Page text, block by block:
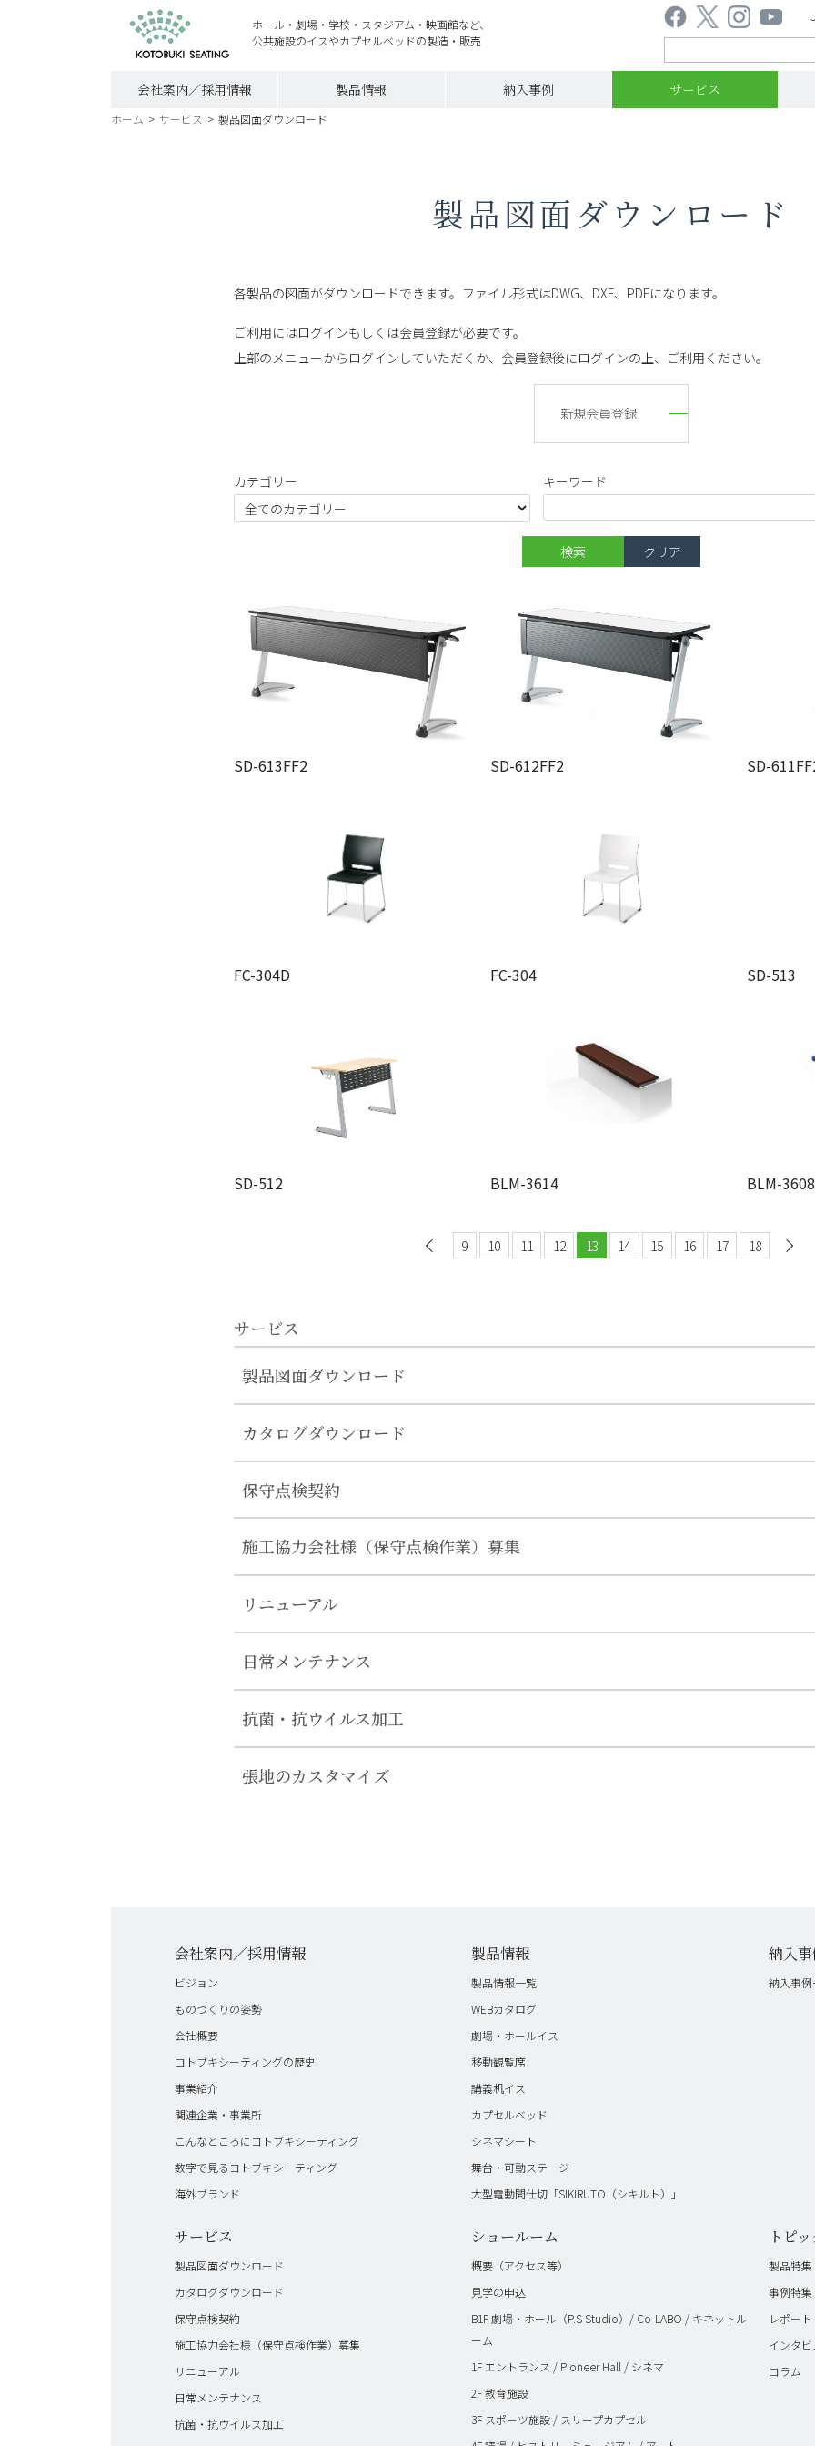
ホール・劇場・学校・スタジアム・映画館など、
公共施設のイスやカプセルベッドの製造・販売
会社案内／採用情報 製品情報 納入事例 サービス
ホーム > サービス > 製品図面ダウンロード
製品図面ダウンロード
各製品の図面がダウンロードできます。ファイル形式はDWG、DXF、PDFになります。
ご利用にはログインもしくは会員登録が必要です。
上部のメニューからログインしていただくか、会員登録後にログインの上、ご利用ください。
新規会員登録
カテゴリー キーワード
SD-613FF2 SD-612FF2 SD-
FC-304D FC-304 SD-513
SD-512 BLM-3614 BLM-3608
前へ
9 10 11 12 13 14 15 16 17 18
サービス
製品図面ダウンロード
カタログダウンロード
保守点検契約
施工協力会社様（保守点検作業）募集
リニューアル
日常メンテナンス
抗菌・抗ウイルス加工
張地のカスタマイズ
会社案内／採用情報
ビジョン
ものづくりの姿勢
会社概要
コトブキシーティングの歴史
事業紹介
関連企業・事業所
こんなところにコトブキシーティング
数字で見るコトブキシーティング
海外ブランド
製品情報
製品情報一覧
WEBカタログ
劇場・ホールイス
移動観覧席
講義机イス
カプセルベッド
シネマシート
舞台・可動ステージ
大型電動間仕切「SIKIRUTO（シキルト）」
納入
納入事例
サービス
製品図面ダウンロード
カタログダウンロード
保守点検契約
施工協力会社様（保守点検作業）募集
リニューアル
日常メンテナンス
抗菌・抗ウイルス加工
ショールーム
概要（アクセス等）
見学の申込
B1F 劇場・ホール（P.S Studio）/ Co-LABO / キネットル
ーム
1F エントランス / Pioneer Hall / シネマ
2F 教育施設
3F スポーツ施設 / スリープカプセル
トピ
製品特集
事例特集
レポート
インタ
コラム